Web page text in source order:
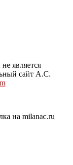
является
сайт A.C.
на milanac.ru